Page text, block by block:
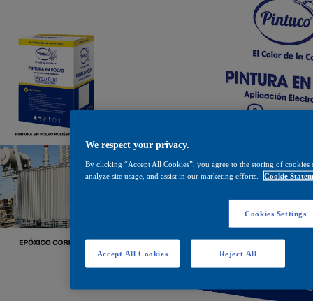
We respect your privacy.
By clicking “Accept All Cookies”, you agree to the storing of
analyze site usage, and assist in our marketing efforts.
Cookie
Cookies Settings
Reject All
Accept All Cookies